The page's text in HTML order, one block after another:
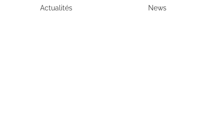
Actualités News